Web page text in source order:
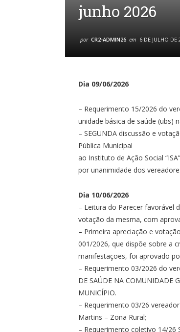
junho 2026
por CR2-ADMIN26 em 6 DE JULHO DE
Dia 09/06/2026
– Requerimento 15/2026 do
unidade básica de saúde (ubs)
– ⁠SEGUNDA discussão e
Pública Municipal
ao Instituto de Ação Social
por unanimidade dos
Dia 10/06/2026
– Leitura do Parecer favorável
votação da mesma, com
– ⁠Primeira apreciação e
001/2026, que dispõe sobre a
manifestações, foi aprovado
– Requerimento 03/2026 do
DE SAÚDE NA COMUNIDADE
MUNICÍPIO.
– ⁠Requerimento 03/26
Martins – Zona Rural;
– ⁠Requerimento coletivo 14/26